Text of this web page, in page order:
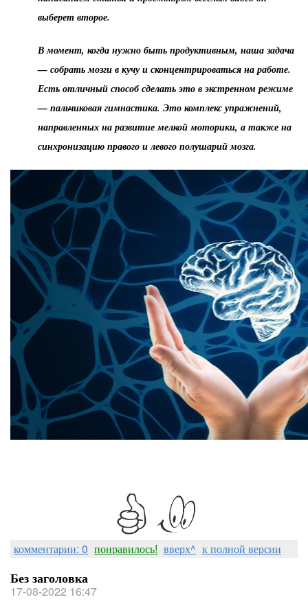
выберет второе.
В момент, когда нужно быть продуктивным, наша задача
— собрать мозги в кучу и сконцентрироваться на работе.
Есть отличный способ сделать это в экстренном режиме
— пальчиковая гимнастика. Это комплекс упражнений,
направленных на развитие мелкой моторики, а также на
синхронизацию правого и левого полушарий мозга.
комментарии: 0 понравилось! вверх^ к полной версии
Без заголовка
17-08-2022 16:47